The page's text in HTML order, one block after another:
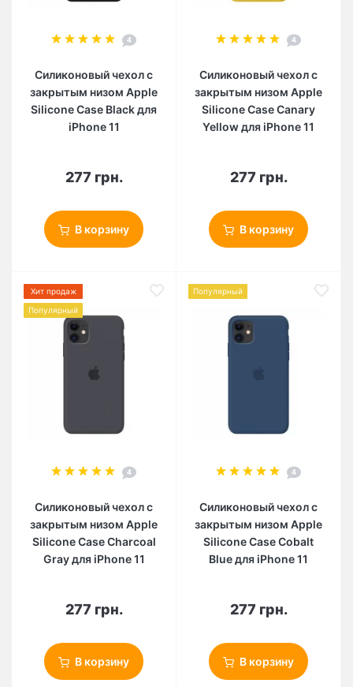
4
Силиконовый чехол c
закрытым низом Apple
Silicone Case Black для
iPhone 11
277 грн.
В корзину
4
Силиконовый чехол c
закрытым низом Apple
Silicone Case Canary
Yellow для iPhone 11
277 грн.
В корзину
Хит продаж
Популярный
4
Силиконовый чехол c
закрытым низом Apple
Silicone Case Charcoal
Gray для iPhone 11
277 грн.
В корзину
Популярный
4
Силиконовый чехол c
закрытым низом Apple
Silicone Case Cobalt
Blue для iPhone 11
277 грн.
В корзину